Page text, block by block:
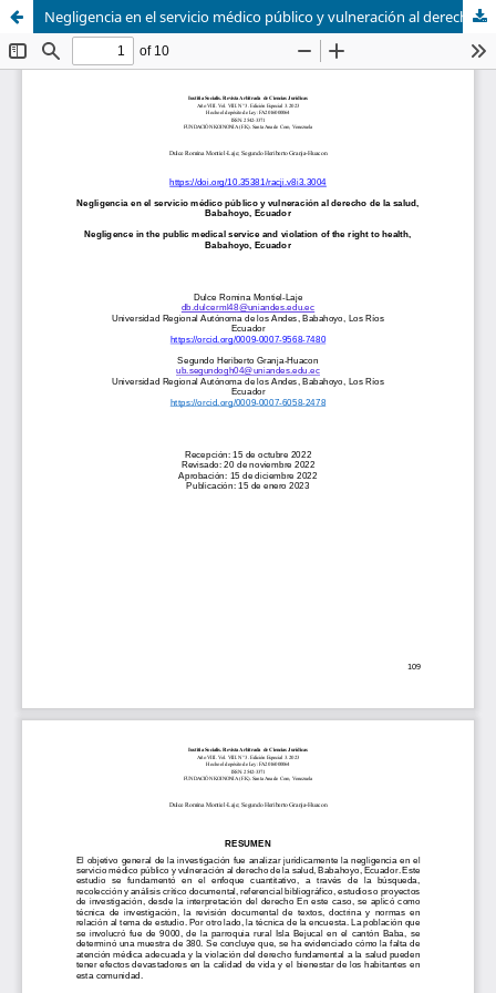
Negligencia en el servicio médico público y vulneración al derecho de la salud, Babahoyo, Ecuador